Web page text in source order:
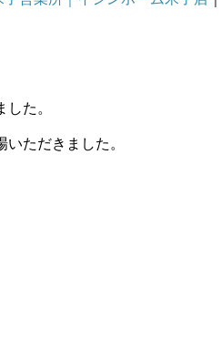
た。
ただきました。